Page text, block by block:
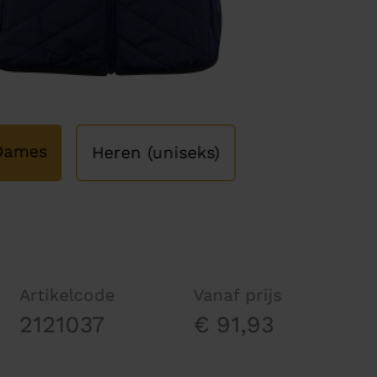
Heren (uniseks)
Artikelcode
2121037
Vanaf prijs
€ 91,93